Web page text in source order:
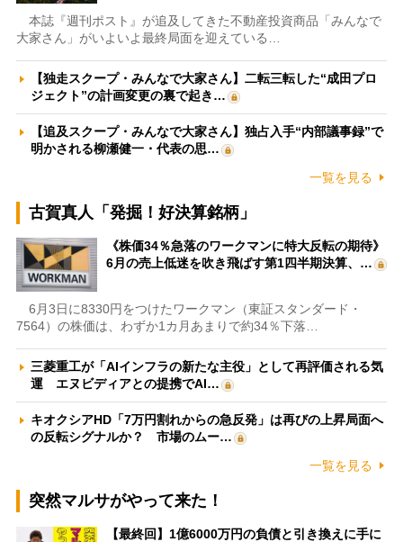
本誌『週刊ポスト』が追及してきた不動産投資商品「みんなで
大家さん」がいよいよ最終局面を迎えている…
【独走スクープ・みんなで大家さん】二転三転した“成田プロ
ジェクト”の計画変更の裏で起き…
【追及スクープ・みんなで大家さん】独占入手“内部議事録”で
明かされる柳瀬健一・代表の思…
一覧を見る
古賀真人「発掘！好決算銘柄」
《株価34％急落のワークマンに特大反転の期待》
6月の売上低迷を吹き飛ばす第1四半期決算、…
6月3日に8330円をつけたワークマン（東証スタンダード・
7564）の株価は、わずか1カ月あまりで約34％下落…
三菱重工が「AIインフラの新たな主役」として再評価される気
運 エヌビディアとの提携でAI…
キオクシアHD「7万円割れからの急反発」は再びの上昇局面へ
の反転シグナルか？ 市場のムー…
一覧を見る
突然マルサがやって来た！
【最終回】1億6000万円の負債と引き換えに手に